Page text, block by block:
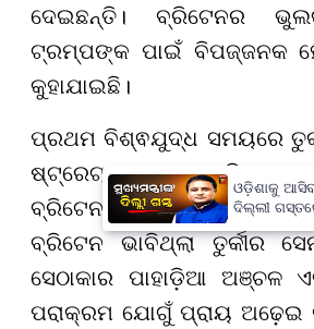
ଦେଇଛନ୍ତି। ବ୍ରିଟେନର
ଟ୍ରମ୍ପଙ୍କ ପାଇଁ ବିପଜ୍ଜନକ
କୁହାଯାଇଛି।
ପ୍ରଥମ ବିଶ୍ଵଯୁଦ୍ଧ ସମୟରେ
ଷ୍ଟ୍ରେଟ୍' ଦଖଲ କରିବାକୁ
ବ୍ରିଟେନ। ଏହାକୁ ଗାଲିପୋଲି
ବ୍ରିଟେନ ଭାବିଥ୍‌ଲା ତୁର୍କୀର
ସେଠାକାର ପାହାଡ଼ିଆ ଅଞ୍ଚଳ
ପରାକ୍ରମ ଯୋଗୁଁ ପ୍ରାୟ
ଓଡ଼ିଶାକୁ
ଦିଲ୍ଲୀ
ମୁଖ୍ୟମନ୍ତ୍ରୀ